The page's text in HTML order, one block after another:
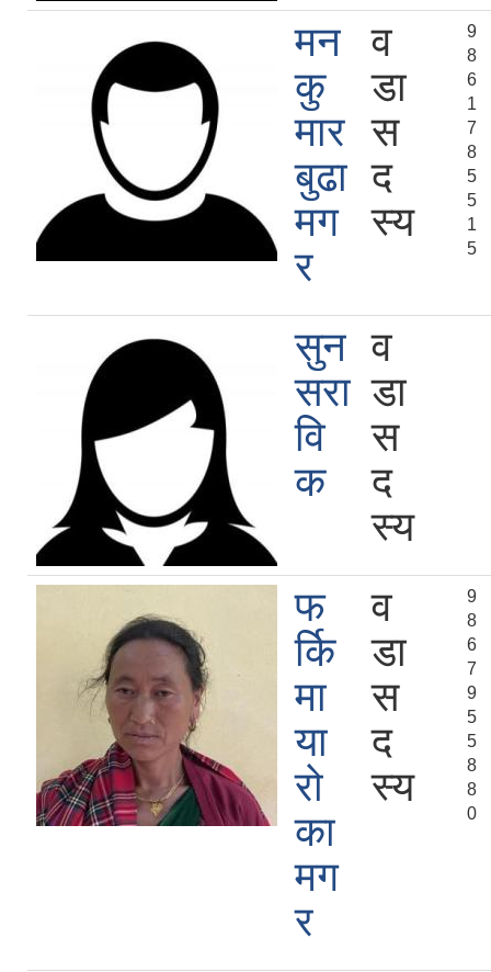
मन
कु
मार
बुढा
मग
र
व
डा
स
द
स्य
9
8
6
1
7
8
5
5
1
5
सुन
सरा
वि
क
व
डा
स
द
स्य
फ
र्कि
मा
या
रो
का
मग
र
व
डा
स
द
स्य
9
8
6
7
9
5
5
8
8
0